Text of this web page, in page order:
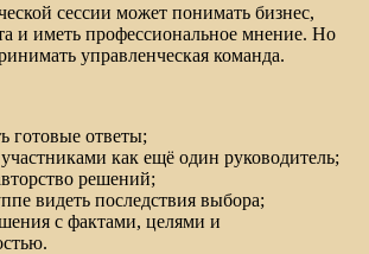
сессии может понимать бизнес,
и иметь профессиональное мнение. Но
управленческая команда.
готовые ответы;
как ещё один руководитель;
решений;
видеть последствия выбора;
с фактами, целями и